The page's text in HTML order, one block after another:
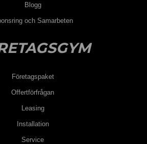
Blogg
och Samarbeten
Företagspaket
Offertförfrågan
Leasing
Installation
Service